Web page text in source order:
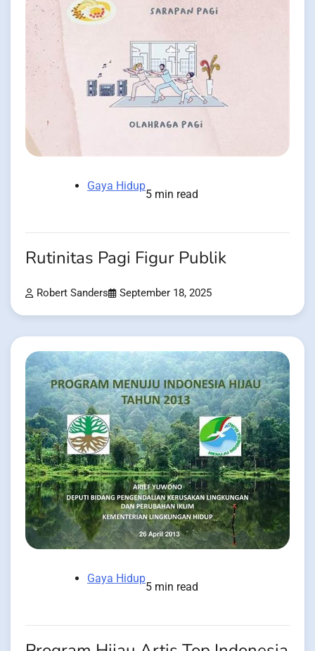
Gaya Hidup
5 min read
Rutinitas Pagi Figur Publik
Robert Sanders September 18, 2025
Gaya Hidup
5 min read